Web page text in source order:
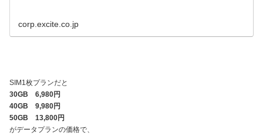
corp.excite.co.jp
SIM1枚プランだと
30GB 6,980円
40GB 9,980円
50GB 13,800円
がデータプランの価格で、